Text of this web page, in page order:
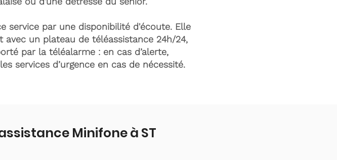
service par une disponibilité d'écoute. Elle
un plateau de téléassistance 24h/24,
par la téléalarme : en cas d’alerte,
services d’urgence en cas de nécessité.
Minifone à ST